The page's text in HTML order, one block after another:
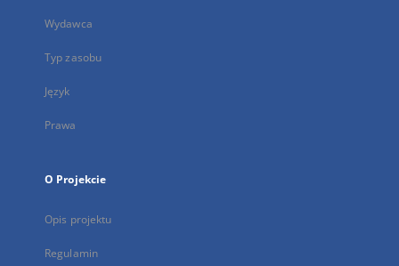
Wydawca
Typ zasobu
Język
Prawa
O Projekcie
Opis projektu
Regulamin